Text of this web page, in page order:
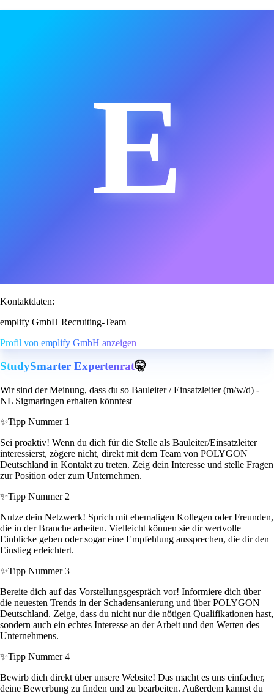
E
Kontaktdaten:
emplify GmbH Recruiting-Team
Profil von emplify GmbH anzeigen
StudySmarter Expertenrat🤫
Wir sind der Meinung, dass du so Bauleiter / Einsatzleiter (m/w/d) -
NL Sigmaringen erhalten könntest
✨Tipp Nummer 1
Sei proaktiv! Wenn du dich für die Stelle als Bauleiter/Einsatzleiter
interessierst, zögere nicht, direkt mit dem Team von POLYGON
Deutschland in Kontakt zu treten. Zeig dein Interesse und stelle Fragen
zur Position oder zum Unternehmen.
✨Tipp Nummer 2
Nutze dein Netzwerk! Sprich mit ehemaligen Kollegen oder Freunden,
die in der Branche arbeiten. Vielleicht können sie dir wertvolle
Einblicke geben oder sogar eine Empfehlung aussprechen, die dir den
Einstieg erleichtert.
✨Tipp Nummer 3
Bereite dich auf das Vorstellungsgespräch vor! Informiere dich über
die neuesten Trends in der Schadensanierung und über POLYGON
Deutschland. Zeige, dass du nicht nur die nötigen Qualifikationen hast,
sondern auch ein echtes Interesse an der Arbeit und den Werten des
Unternehmens.
✨Tipp Nummer 4
Bewirb dich direkt über unsere Website! Das macht es uns einfacher,
deine Bewerbung zu finden und zu bearbeiten. Außerdem kannst du